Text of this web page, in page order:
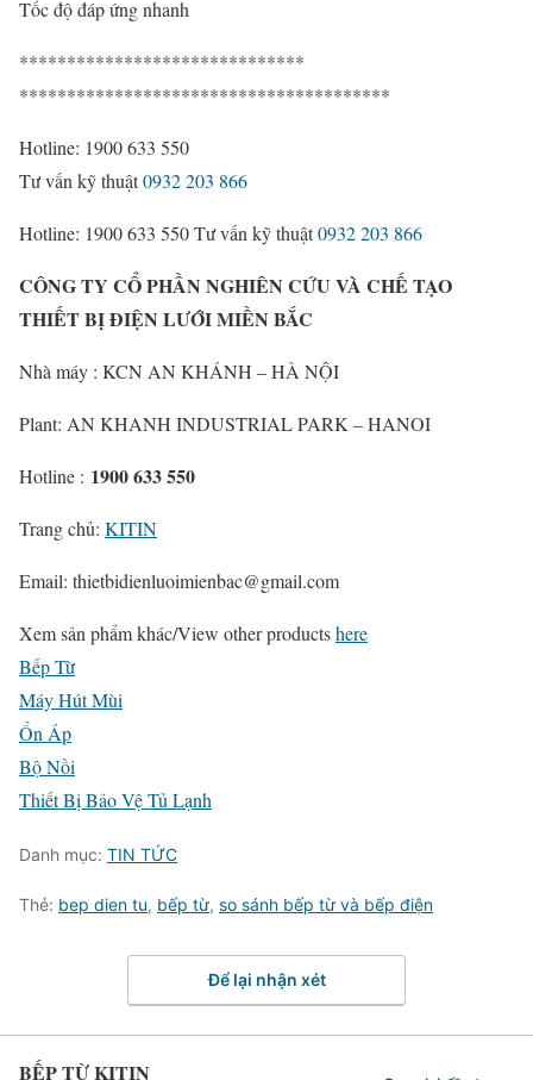
Tốc độ đáp ứng nhanh
******************************
***************************************
Hotline: 1900 633 550
Tư vấn kỹ thuật0932 203 866
Hotline: 1900 633 550Tư vấn kỹ thuật0932 203 866
CÔNG TY CỔ PHẦN NGHIÊN CỨU VÀ CHẾ TẠO
THIẾT BỊ ĐIỆN LƯỚI MIỀN BẮC
Nhà máy : KCN AN KHÁNH – HÀ NỘI
Plant: AN KHANH INDUSTRIAL PARK – HANOI
Hotline : 1900 633 550
Trang chủ: KITIN
Email: thietbidienluoimienbac@gmail.com
Xem sản phẩm khác/View other productshere
Bếp Từ
Máy Hút Mùi
Ổn Áp
Bộ Nồi
Thiết Bị Bảo Vệ Tủ Lạnh
Danh mục: TIN TỨC
Thẻ: bep dien tu, bếp từ, so sánh bếp từ và bếp điện
Để lại nhận xét
BẾP TỪ KITIN